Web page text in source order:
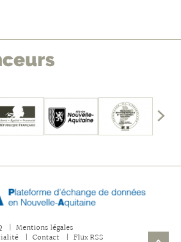
les
Mentions légales
Contact Flux RSS